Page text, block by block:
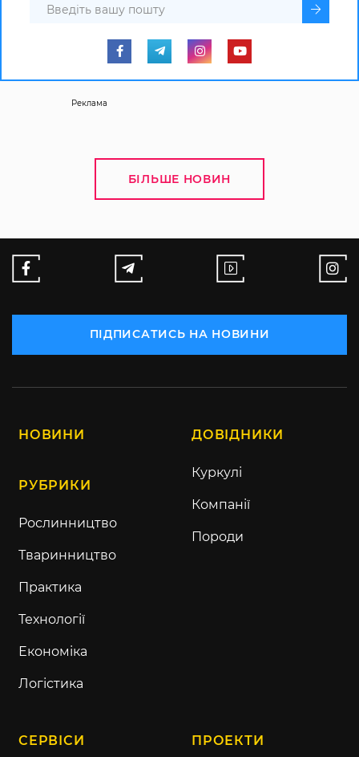
Реклама
БІЛЬШЕ НОВИН
ПІДПИСАТИСЬ НА НОВИНИ
НОВИНИ
РУБРИКИ
Рослинництво
Тваринництво
Практика
Технології
Економіка
Логістика
ДОВІДНИКИ
Куркулі
Компанії
Породи
СЕРВІСИ ПРОЕКТИ